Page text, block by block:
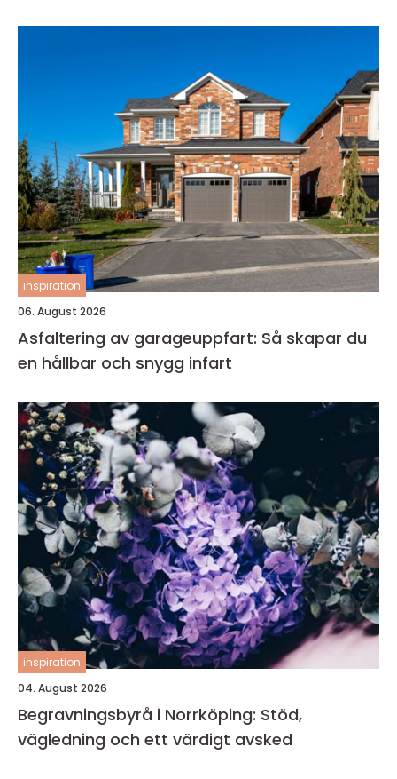
inspiration
06. August 2026
Asfaltering av garageuppfart: Så skapar du
en hållbar och snygg infart
inspiration
04. August 2026
Begravningsbyrå i Norrköping: Stöd,
vägledning och ett värdigt avsked